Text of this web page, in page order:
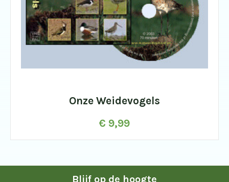
Onze Weidevogels
€ 9,99
Blijf op de hoogte